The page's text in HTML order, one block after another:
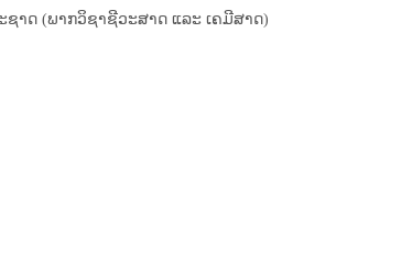
າດ (ພາກວິຊາຊີວະສາດ ແລະ ເຄມີສາດ)